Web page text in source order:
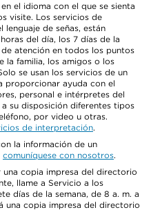
el idioma con el que se sienta
visite. Los servicios de
de señas, están
del día, los 7 días de la
atención en todos los puntos
la familia, los amigos o los
se usan los servicios de un
proporcionar ayuda con el
personal e intérpretes del
su disposición diferentes tipos
por video u otras.
de interpretación.
la información de un
comuníquese con nosotros.
una copia impresa del directorio
llame a Servicio a los
días de la semana, de 8 a. m. a
una copia impresa del directorio